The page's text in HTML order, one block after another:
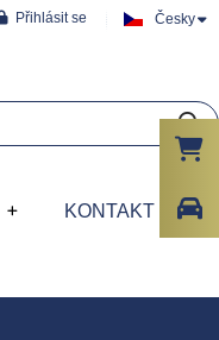
Česky
Přihlásit se
KONTAKT